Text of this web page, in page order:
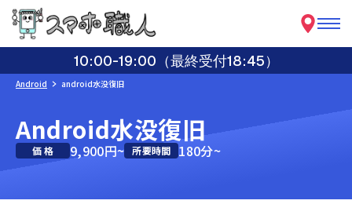
10:00-19:00（最終受付18:45）
Android android水没復旧
Android水没復旧
価 格 9,900円~ 所要時間 180分~